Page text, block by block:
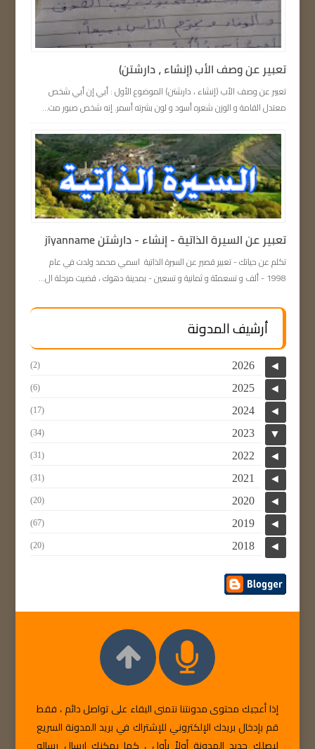
تعبير عن وصف الأب (إنشاء ، دارشتن)
تعبير عن وصف الأب (إنشاء ، دارشتن) الموضوع الأول : أبي إن أبي شخص
معتدل القامة و الوزن شعره أسود و لون بشرته أسمر. إنه شخص صبور مت...
تعبیر عن السيرة الذاتية - إنشاء - دارشتن jîyanname
تكلم عن حياتك - تعبیر قصير عن السيرة الذاتية اسمي محمد ولدت في عام
1998 - ألف و تسعمئة و ثمانية و تسعين - بمدينة دهوك ، قضيت مرحلة ال...
أرشيف المدونة
◄
2026
(2)
◄
2025
(6)
◄
2024
(17)
▼
2023
(34)
◄
2022
(31)
◄
2021
(31)
◄
2020
(20)
◄
2019
(67)
◄
2018
(20)
إذا أعجبك محتوى مدونتنا نتمنى البقاء على تواصل دائم ، فقط
قم بإدخال بريدك الإلكتروني للإشتراك في بريد المدونة السريع